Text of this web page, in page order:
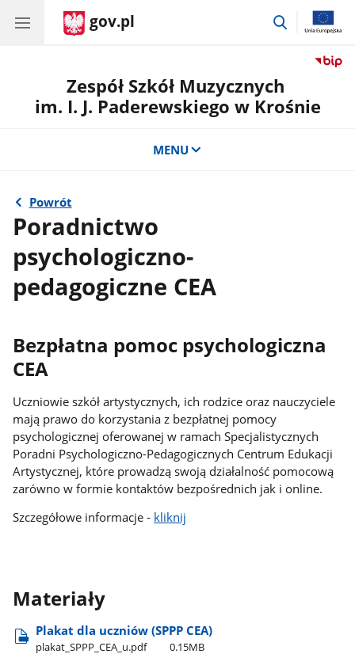
gov.pl
przejdź
Zespół Szkół Muzycznych
im. I. J. Paderewskiego w Krośnie
MENU
Powrót
Poradnictwo
psychologiczno-
pedagogiczne CEA
Bezpłatna pomoc psychologiczna
CEA
Uczniowie szkół artystycznych, ich rodzice oraz nauczyciele
mają prawo do korzystania z bezpłatnej pomocy
psychologicznej oferowanej w ramach Specjalistycznych
Poradni Psychologiczno-Pedagogicznych Centrum Edukacji
Artystycznej, które prowadzą swoją działalność pomocową
zarówno w formie kontaktów bezpośrednich jak i online.
Szczegółowe informacje - kliknij
Materiały
Plakat dla uczniów (SPPP CEA)
plakat​_SPPP​_CEA​_u.pdf 0.15MB